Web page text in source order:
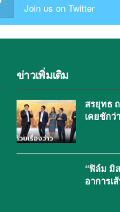
Join us on Twitter
ข่าวเพิ่มเติม
สรยุทธ
เคยชัก
“ฟิล์ม มิ
อาการเ